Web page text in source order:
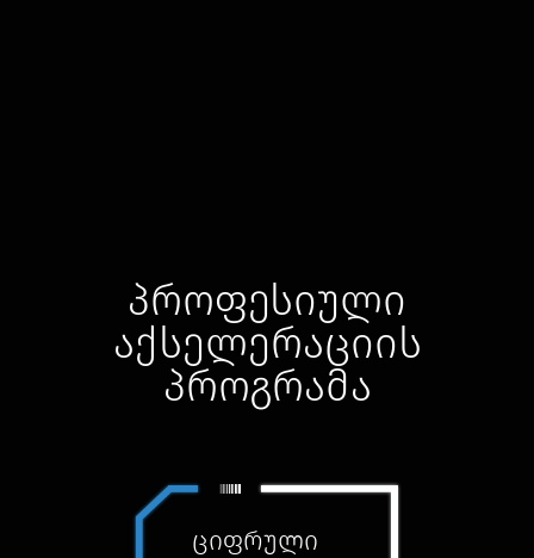
პროფესიული
აქსელერაციის
პროგრამა
ციფრული